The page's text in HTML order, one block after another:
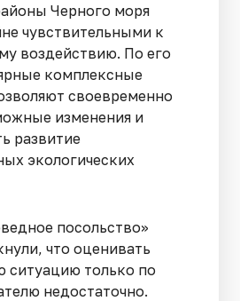
Черного моря
чувствительными к
воздействию. По его
комплексные
своевременно
изменения и
развитие
экологических
посольство»
что оценивать
ситуацию только по
недостаточно.